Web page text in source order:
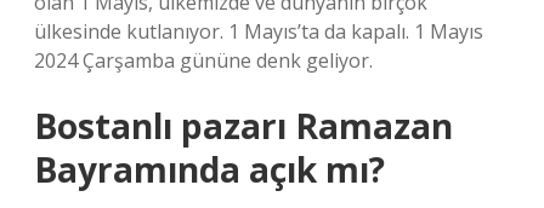
ülkesinde kutlanıyor. 1 Mayıs’ta da kapalı. 1 Mayıs
2024 Çarşamba gününe denk geliyor.
Bostanlı pazarı Ramazan
Bayramında açık mı?